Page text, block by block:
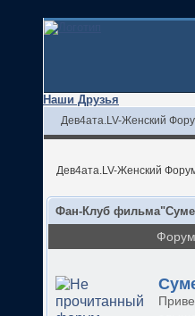
Наши Друзья
Дев4ата.LV-Женский
Дев4ата.LV-Женский
Фан-Клуб
Форум